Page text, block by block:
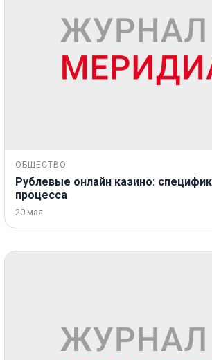
ОБЩЕСТВО
Рублевые онлайн казино:
процесса
20 мая